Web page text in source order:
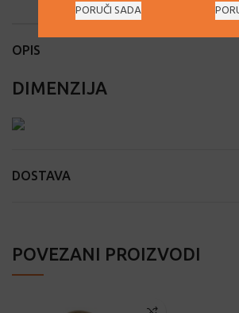
PORUČI SADA
OPIS
DIMENZIJA
DOSTAVA
POVEZANI PROIZVODI